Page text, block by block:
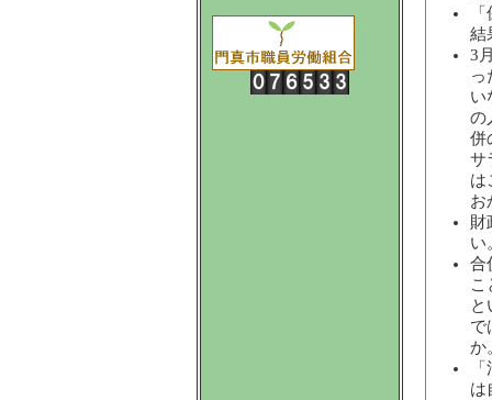
結
3
っ
い
の
併
サ
は
お
財
い
合
こ
と
で
か
は